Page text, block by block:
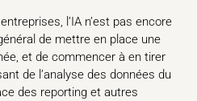
l’IA n’est pas encore
de mettre en place une
et de commencer à en tirer
de l’analyse des données du
des reporting et autres